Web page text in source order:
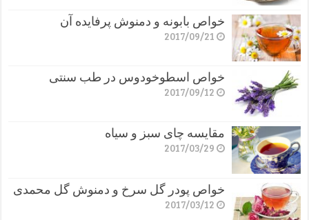
خواص بابونه و دمنوش پرفایده آن
2017/09/21
خواص اسطوخودوس در طب سنتی
2017/09/12
مقایسه چای سبز و سیاه
2017/03/29
خواص پودر گل سرخ و دمنوش گل محمدی
2017/03/12